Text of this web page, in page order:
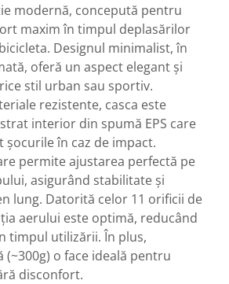
modernă, concepută pentru
maxim în timpul deplasărilor
Designul minimalist, în
oferă un aspect elegant și
stil urban sau sportiv.
rezistente, casca este
interior din spumă EPS care
șocurile în caz de impact.
permite ajustarea perfectă pe
asigurând stabilitate și
lung. Datorită celor 11 orificii de
aerului este optimă, reducând
timpul utilizării. În plus,
o face ideală pentru
disconfort.